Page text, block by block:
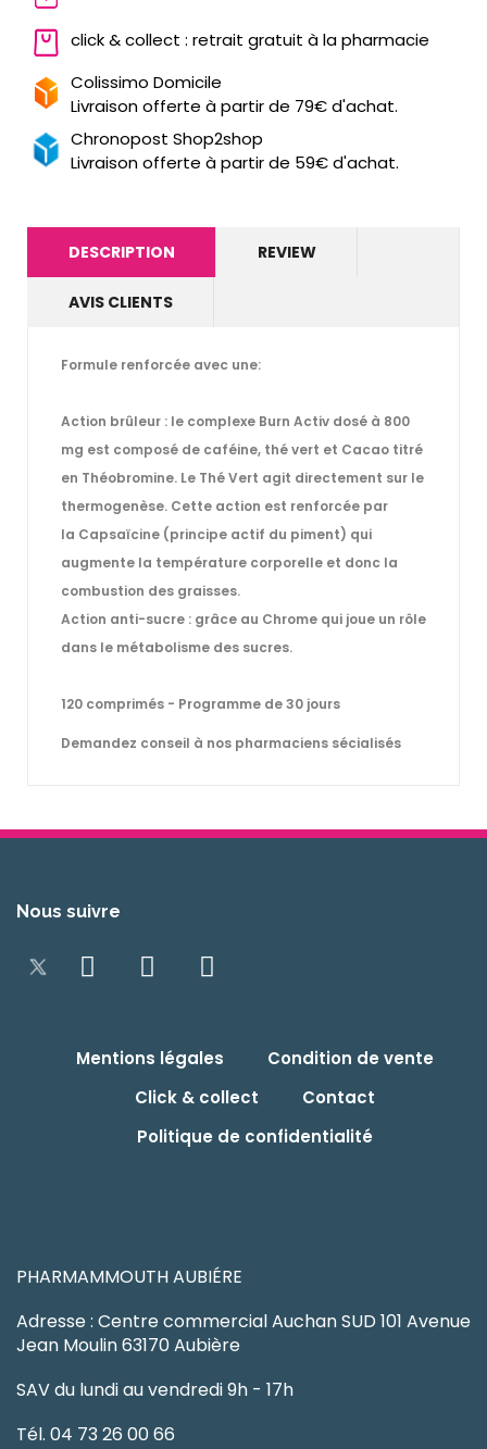
click & collect : retrait gratuit à la pharmacie
Colissimo Domicile
Livraison offerte à partir de 79€ d'achat.
Chronopost Shop2shop
Livraison offerte à partir de 59€ d'achat.
DESCRIPTION REVIEW
AVIS CLIENTS
Formule renforcée avec une:
Action brûleur : le complexe Burn Activ dosé à 800
mg est composé de caféine, thé vert et Cacao titré
en Théobromine. Le Thé Vert agit directement sur le
thermogenèse. Cette action est renforcée par
la Capsaïcine (principe actif du piment) qui
augmente la température corporelle et donc la
combustion des graisses.
Action anti-sucre : grâce au Chrome qui joue un rôle
dans le métabolisme des sucres.
120 comprimés - Programme de 30 jours
Demandez conseil à nos pharmaciens sécialisés
Nous suivre
Mentions légales
Condition de vente
Click & collect
Contact
Politique de confidentialité
PHARMAMMOUTH AUBIÉRE
Adresse : Centre commercial Auchan SUD 101 Avenue
Jean Moulin 63170 Aubière
SAV du lundi au vendredi 9h - 17h
Tél. 04 73 26 00 66